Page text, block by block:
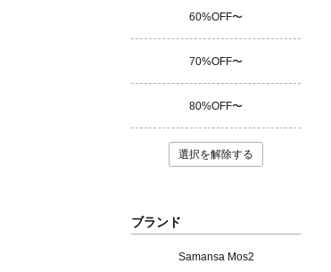
60%OFF〜
70%OFF〜
80%OFF〜
選択を解除する
ブランド
Samansa Mos2